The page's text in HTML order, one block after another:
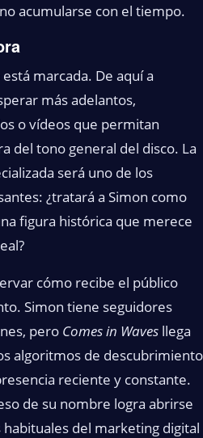
acumularse con el tiempo.
marcada. De aquí a
más adelantos,
o vídeos que permitan
del tono general del disco. La
será uno de los
¿tratará a Simon como
figura histórica que merece
cómo recibe el público
Simon tiene seguidores
pero Comes in Waves llega
algoritmos de descubrimiento
reciente y constante.
de su nombre logra abrirse
del marketing digital